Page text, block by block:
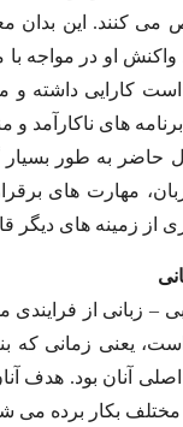
کنند. این بدان
او در مواجه
کارایی داشته و
های ناکارآمد
حاضر به طور
مهارت های
از زمینه های دیگر
– زبانی از
یعنی زمانی که
آنان بود. هدف
بکار برده می